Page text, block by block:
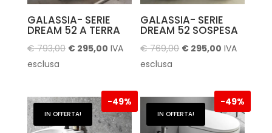
GALASSIA- SERIE
DREAM 52 A TERRA
€793,00 Il
era:
€ 793,00.
€295,00Il
€ 295,00.
IVA
esclusa
GALASSIA- SERIE
DREAM 52 SOSPESA
€769,00 Il
era:
€ 769,00.
€ 295,00 Il
€ 295,00.
IVA
esclusa
IN OFFERTA!
-49%
IN OFFERTA!
-49%